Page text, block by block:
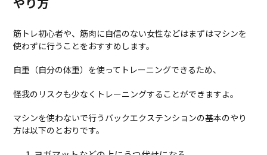
やり方
筋トレ初心者や、筋肉に自信のない女性などはまずはマシンを
使わずに行うことをおすすめします。
自重（自分の体重）を使ってトレーニングできるため、
怪我のリスクも少なくトレーニングすることができますよ。
マシンを使わないで行うバックエクステンションの基本のやり
方は以下のとおりです。